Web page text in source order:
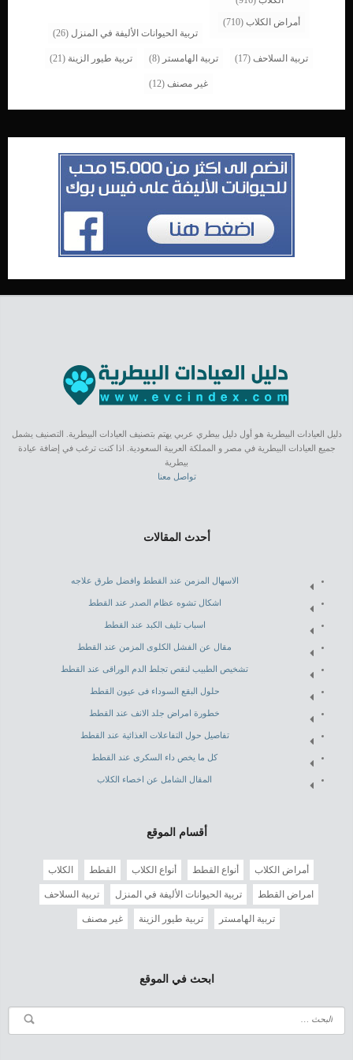
أمراض الكلاب (710)
تربية الحيوانات الأليفة في المنزل (26)
تربية السلاحف (17) تربية الهامستر (8) تربية طيور الزينة (21)
غير مصنف (12)
دليل العيادات البيطرية هو أول دليل بيطري عربي يهتم بتصنيف العيادات البيطرية. التصنيف يشمل
جميع العيادات البيطرية في مصر و المملكة العربية السعودية. اذا كنت ترغب في إضافة عيادة
بيطرية
تواصل معنا
أحدث المقالات
الاسهال المزمن عند القطط وافضل طرق علاجه
اشكال تشوه عظام الصدر عند القطط
اسباب تليف الكبد عند القطط
مقال عن الفشل الكلوى المزمن عند القطط
تشخيص الطبيب لنقص تجلط الدم الوراقى عند القطط
حلول البقع السوداء فى عيون القطط
خطورة امراض جلد الانف عند القطط
تفاصيل حول التفاعلات الغذائية عند القطط
كل ما يخص داء السكرى عند القطط
المقال الشامل عن اخصاء الكلاب
أقسام الموقع
أمراض الكلاب أنواع القطط أنواع الكلاب القطط الكلاب
امراض القطط تربية الحيوانات الأليفة في المنزل تربية السلاحف
تربية الهامستر تربية طيور الزينة غير مصنف
ابحث في الموقع